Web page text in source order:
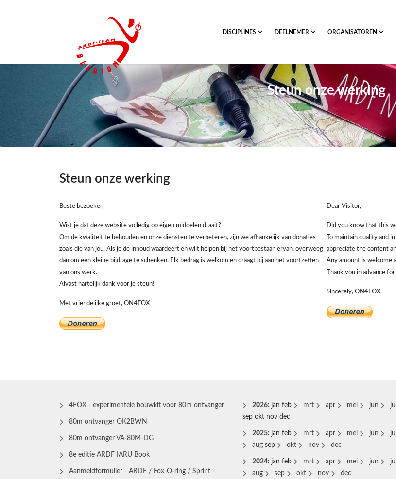
DISCIPLINES DEELNEMER ORGANISATOREN
Steun onze werking
Steun onze werking
Beste bezoeker,
Wist je dat deze website volledig op eigen middelen draait?
Om de kwaliteit te behouden en onze diensten te verbeteren, zijn we afhankelijk van donaties
zoals die van jou. Als je de inhoud waardeert en wilt helpen bij het voortbestaan ervan, overweeg
dan om een kleine bijdrage te schenken. Elk bedrag is welkom en draagt bij aan het voortzetten
van ons werk.
Alvast hartelijk dank voor je steun!
Met vriendelijke groet, ON4FOX
Dear Visitor,
Did you know that this
To maintain quality and
appreciate the content
Any amount is welcome
Thank you in advance
Sincerely, ON4FOX
4FOX - experimentele bouwkit voor 80m ontvanger
80m ontvanger OK2BWN
80m ontvanger VA-80M-DG
8e editie ARDF IARU Book
Aanmeldformulier - ARDF / Fox-O-ring / Sprint -
2026: jan feb mrt apr mei jun jul
sep okt nov dec
2025: jan feb mrt apr mei jun
jul
aug sep okt nov dec
2024: jan feb mrt apr mei jun
jul
aug
sep okt nov dec